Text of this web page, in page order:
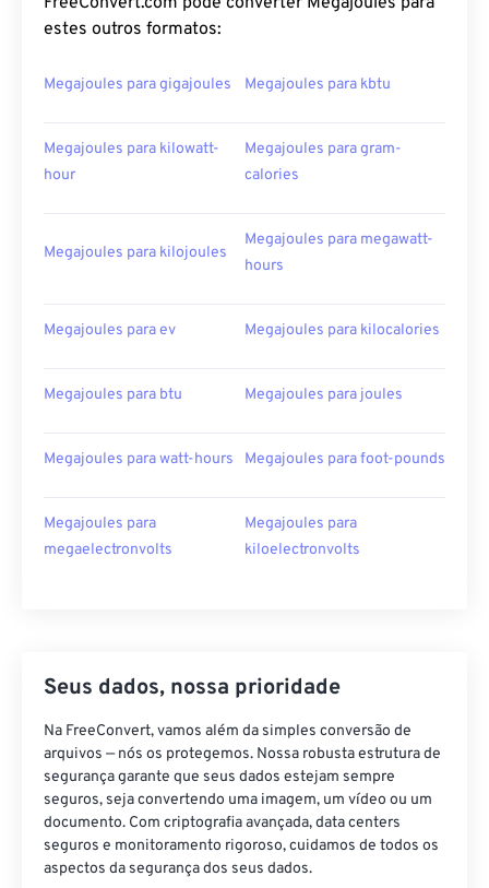
estes outros formatos:
Megajoules para gigajoules Megajoules para kbtu
Megajoules para kilowatt-
hour
Megajoules para gram-
calories
Megajoules para kilojoules
Megajoules para megawatt-
hours
Megajoules para ev Megajoules para kilocalories
Megajoules para btu Megajoules para joules
Megajoules para watt-hours Megajoules para foot-pounds
Megajoules para
megaelectronvolts
Megajoules para
kiloelectronvolts
Seus dados, nossa prioridade
Na FreeConvert, vamos além da simples conversão de
arquivos — nós os protegemos. Nossa robusta estrutura de
segurança garante que seus dados estejam sempre
seguros, seja convertendo uma imagem, um vídeo ou um
documento. Com criptografia avançada, data centers
seguros e monitoramento rigoroso, cuidamos de todos os
aspectos da segurança dos seus dados.